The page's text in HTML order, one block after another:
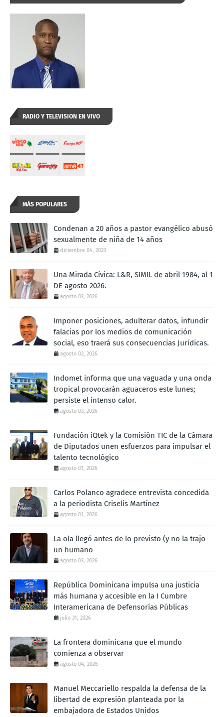
RADIO Y TELEVISION EN VIVO
MÁS POPULARES
Condenan a 20 años a pastor evangélico abusó
sexualmente de niña de 14 años
diciembre 04, 2023
Una Mirada Cívica: L&R, SIMIL de abril 1984, al 1
DE agosto 2026.
agosto 03, 2026
Imponer posiciones, adulterar datos, infundir
falacias por los medios de comunicación
social, eso traerá sus consecuencias Jurídicas.
agosto 02, 2026
Indomet informa que una vaguada y una onda
tropical provocarán aguaceros este lunes;
persiste el intenso calor.
agosto 03, 2026
Fundación iQtek y la Comisión TIC de la Cámara
de Diputados unen esfuerzos para impulsar el
talento tecnológico
agosto 01, 2026
Carlos Polanco agradece entrevista concedida
a la periodista Criselis Martínez
agosto 01, 2026
La ola llegó antes de lo previsto (y no la trajo
un humano
agosto 03, 2026
República Dominicana impulsa una justicia
más humana y accesible en la I Cumbre
Interamericana de Defensorías Públicas
julio 31, 2026
La frontera dominicana que el mundo
comienza a observar
agosto 04, 2026
Manuel Meccariello respalda la defensa de la
libertad de expresión planteada por la
embajadora de Estados Unidos